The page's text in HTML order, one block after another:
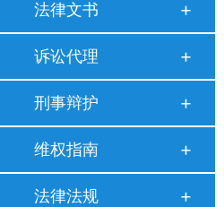
法律文书
诉讼代理
刑事辩护
维权指南
法律法规